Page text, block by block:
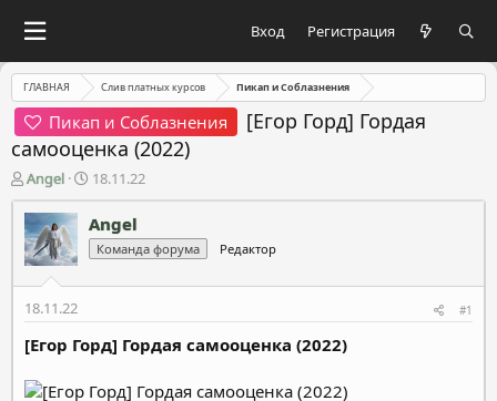
Вход Регистрация
ГЛАВНАЯ Слив платных курсов Пикап и Соблазнения
Пикап и Соблазнения
[Егор Горд] Гордая
самооценка (2022)
А
в
т
о
р
м
ы
Angel
Д
а
т
а
н
а
а
18.11.22
Angel
Команда форума Редактор
18.11.22 #1
[Егор Горд] Гордая самооценка (2022)